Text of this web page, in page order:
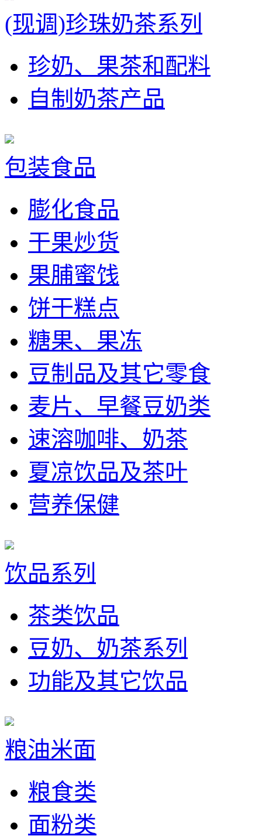
(现调)珍珠奶茶系列
珍奶、果茶和配料
自制奶茶产品
包装食品
膨化食品
干果炒货
果脯蜜饯
饼干糕点
糖果、果冻
豆制品及其它零食
麦片、早餐豆奶类
速溶咖啡、奶茶
夏凉饮品及茶叶
营养保健
饮品系列
茶类饮品
豆奶、奶茶系列
功能及其它饮品
粮油米面
粮食类
面粉类